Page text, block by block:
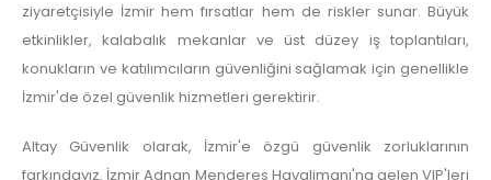
ziyaretçisiyle İzmir hem fırsatlar hem de riskler sunar. Büyük
etkinlikler, kalabalık mekanlar ve üst düzey iş toplantıları,
konukların ve katılımcıların güvenliğini sağlamak için genellikle
İzmir'de özel güvenlik hizmetleri gerektirir.
Altay Güvenlik olarak, İzmir'e özgü güvenlik zorluklarının
farkındayız. İzmir Adnan Menderes Havalimanı'na gelen VIP'leri